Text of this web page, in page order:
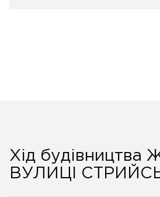
Хід будівництва
ВУЛИЦІ